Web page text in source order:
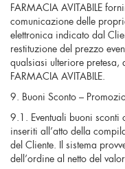
FARMACIA AVITABILE
comunicazione delle
elettronica indicato dal
restituzione del prezzo
qualsiasi ulteriore pretesa,
FARMACIA AVITABILE.
9. Buoni Sconto –
9.1. Eventuali buoni sconti
inseriti all’atto della
del Cliente. Il sistema
dell’ordine al netto del